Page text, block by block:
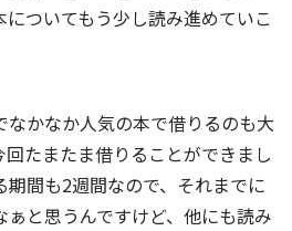
ついてもう少し読み進めていこ
なかなか人気の本で借りるのも大
たまたま借りることができまし
期間も2週間なので、それまでに
と思うんですけど、他にも読み